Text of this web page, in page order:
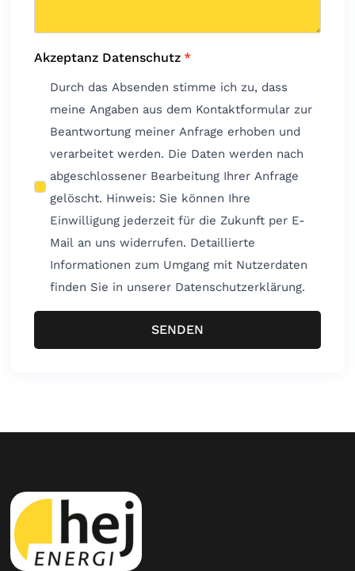
Akzeptanz Datenschutz *
Durch das Absenden stimme ich zu, dass
meine Angaben aus dem Kontaktformular zur
Beantwortung meiner Anfrage erhoben und
verarbeitet werden. Die Daten werden nach
abgeschlossener Bearbeitung Ihrer Anfrage
gelöscht. Hinweis: Sie können Ihre
Einwilligung jederzeit für die Zukunft per E-
Mail an uns widerrufen. Detaillierte
Informationen zum Umgang mit Nutzerdaten
finden Sie in unserer Datenschutzerklärung.
SENDEN